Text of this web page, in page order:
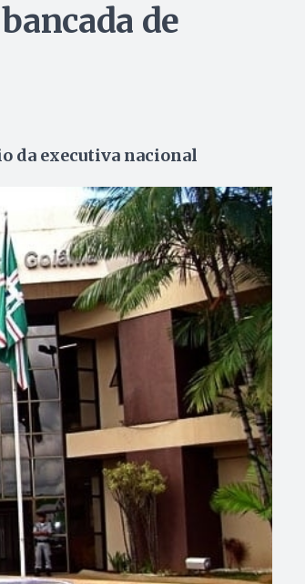
de
da executiva nacional